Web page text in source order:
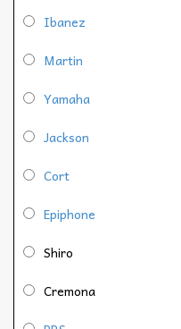
Ibanez
Martin
Yamaha
Jackson
Cort
Epiphone
Shiro
Cremona